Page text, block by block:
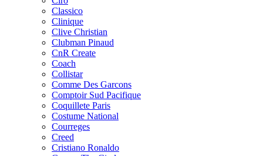
Classico
Clinique
Clive Christian
Clubman Pinaud
CnR Create
Coach
Collistar
Comme Des Garcons
Comptoir Sud Pacifique
Coquillete Paris
Costume National
Courreges
Creed
Cristiano Ronaldo